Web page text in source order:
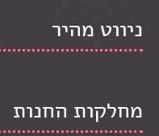
ניווט מהיר
מחלקות החנות